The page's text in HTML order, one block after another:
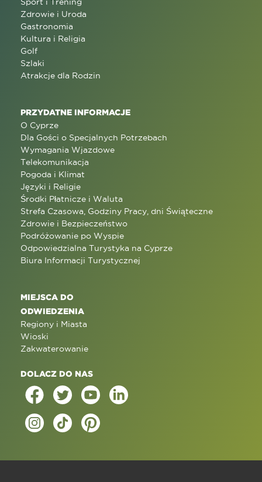
Zdrowie i Uroda
Gastronomia
Kultura i Religia
Golf
Szlaki
Atrakcje dla Rodzin
PRZYDATNE INFORMACJE
O Cyprze
Dla Gości o Specjalnych Potrzebach
Wymagania Wjazdowe
Telekomunikacja
Pogoda i Klimat
Języki i Religie
Środki Płatnicze i Waluta
Strefa Czasowa, Godziny Pracy, dni Świąteczne
Zdrowie i Bezpieczeństwo
Podróżowanie po Wyspie
Odpowiedzialna Turystyka na Cyprze
Biura Informacji Turystycznej
MIEJSCA DO
ODWIEDZENIA
Regiony i Miasta
Wioski
Zakwaterowanie
DOLACZ DO NAS